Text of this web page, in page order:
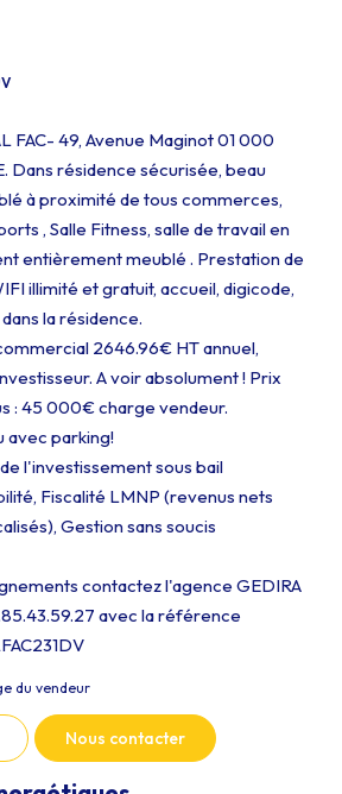
FAC- 49, Avenue Maginot 01 000
Dans résidence sécurisée, beau
à proximité de tous commerces,
, Salle Fitness, salle de travail en
entièrement meublé . Prestation de
illimité et gratuit, accueil, digicode,
la résidence.
2646.96€ HT annuel,
A voir absolument ! Prix
: 45 000€ charge vendeur.
avec parking!
l'investissement sous bail
Fiscalité LMNP (revenus nets
Gestion sans soucis
contactez l'agence GEDIRA
avec la référence
du vendeur
Nous contacter